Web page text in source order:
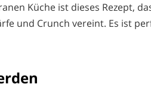
Küche ist dieses Rezept,
und Crunch vereint. Es ist